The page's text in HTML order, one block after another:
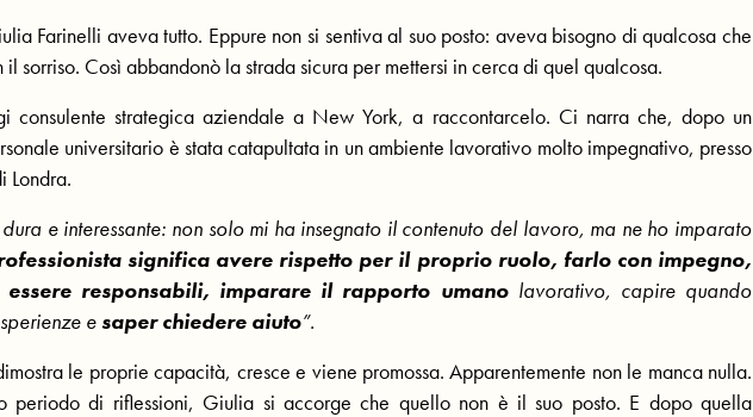
Farinelli aveva tutto. Eppure non si sentiva al suo posto: aveva bisogno di qualcosa che
sorriso. Così abbandonò la strada sicura per mettersi in cerca di quel qualcosa.
consulente strategica aziendale a New York, a raccontarcelo. Ci narra che, dopo un
universitario è stata catapultata in un ambiente lavorativo molto impegnativo, presso
Londra.
dura e interessante: non solo mi ha insegnato il contenuto del lavoro, ma ne ho imparato
significa avere rispetto per il proprio ruolo, farlo con impegno,
responsabili, imparare il rapporto umano lavorativo, capire quando
esaper chiedere aiuto”.
le proprie capacità, cresce e viene promossa. Apparentemente non le manca nulla.
periodo di riflessioni, Giulia si accorge che quello non è il suo posto. E dopo quella